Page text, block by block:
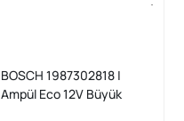
BOSCH 1987302818 |
Ampül Eco 12V Büyük